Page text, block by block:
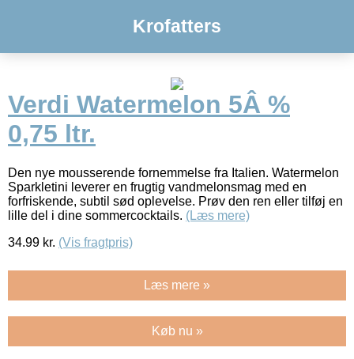
Krofatters
Verdi Watermelon 5Â %
0,75 ltr.
Den nye mousserende fornemmelse fra Italien. Watermelon
Sparkletini leverer en frugtig vandmelonsmag med en
forfriskende, subtil sød oplevelse. Prøv den ren eller tilføj en
lille del i dine sommercocktails. (Læs mere)
34.99 kr. (Vis fragtpris)
Læs mere »
Køb nu »